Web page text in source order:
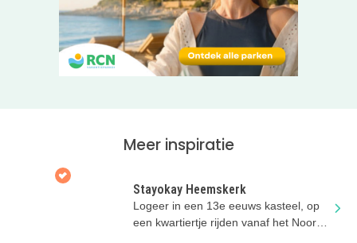
Meer inspiratie
Stayokay Heemskerk
Logeer in een 13e eeuws kasteel, op
een kwartiertje rijden vanaf het Noord-